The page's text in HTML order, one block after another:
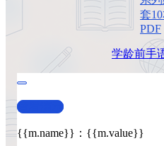
套
PDF
学龄前手
查看演示
{{m.name}} ： {{m.value}}